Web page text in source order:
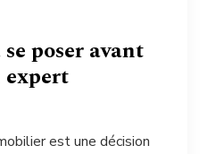
poser avant
est une décision